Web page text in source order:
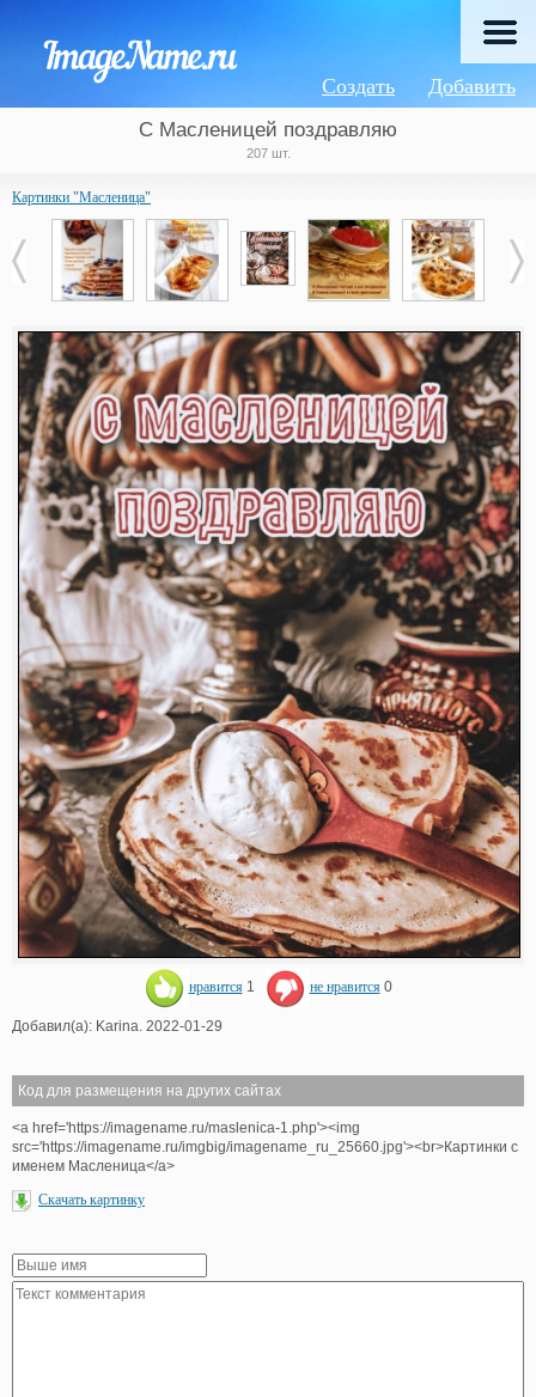
Добавить
Создать
С Масленицей поздравляю
207 шт.
Картинки "Масленица"
нравится 1 не нравится 0
Добавил(а): Karina. 2022-01-29
Код для размещения на других сайтах
<a href='https://imagename.ru/maslenica-1.php'><img
src='https://imagename.ru/imgbig/imagename_ru_25660.jpg'><br>Картинки с
именем Масленица</a>
Скачать картинку